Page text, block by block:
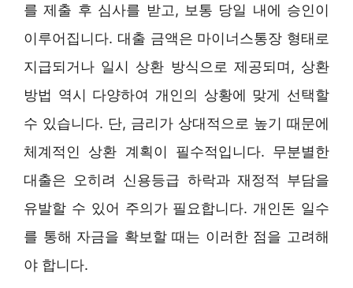
를 제출 후 심사를 받고, 보통 당일 내에 승인이
이루어집니다. 대출 금액은 마이너스통장 형태로
지급되거나 일시 상환 방식으로 제공되며, 상환
방법 역시 다양하여 개인의 상황에 맞게 선택할
수 있습니다. 단, 금리가 상대적으로 높기 때문에
체계적인 상환 계획이 필수적입니다. 무분별한
대출은 오히려 신용등급 하락과 재정적 부담을
유발할 수 있어 주의가 필요합니다. 개인돈 일수
를 통해 자금을 확보할 때는 이러한 점을 고려해
야 합니다.